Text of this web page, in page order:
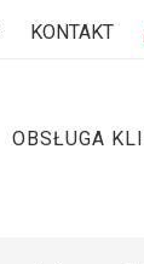
KONTAKT
OBSŁUGA